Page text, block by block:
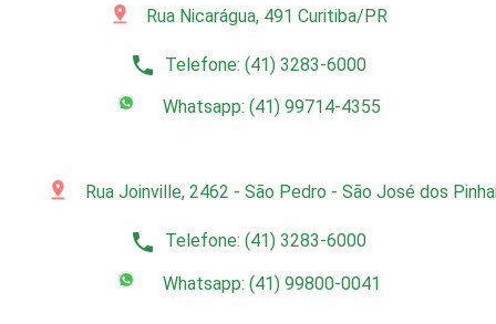
pin_drop Rua Nicarágua, 491 Curitiba/PR
phone Telefone: (41) 3283-6000
Whatsapp: (41) 99714-4355
pin_drop Rua Joinville, 2462 - São Pedro - São José dos
phone Telefone: (41) 3283-6000
Whatsapp: (41) 99800-0041